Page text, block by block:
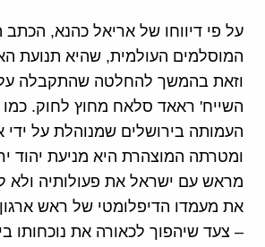
על פי דיווחו של אריאל כהנא,
המוסלמים העולמית, שהיא תנועת
וזאת בהמשך להחלטה שהתקבלה
השייח' ראאד סלאח מחוץ לחוק. כמו
ומטרתה המוצהרת היא מניעת יהוד
מראש עם ישראל את פעולותיה ולא
את מעמדו הדיפלומטי של ראש
– צעד שיהפוך לכאורה את נוכחותו